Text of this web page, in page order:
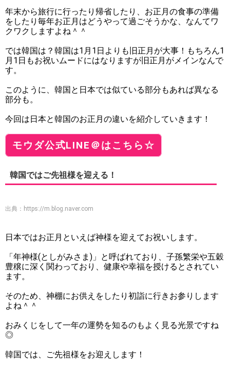
年末から旅行に行ったり帰省したり、お正月の食事の準備
をしたり毎年お正月はどうやって過ごそうかな、なんてワ
クワクしますよね＾＾
では韓国は？韓国は1月1日よりも旧正月が大事！もちろん1
月1日もお祝いムードにはなりますが旧正月がメインなんで
す。
このように、韓国と日本では似ている部分もあれば異なる
部分も。
今回は日本と韓国のお正月の違いを紹介していきます！
モウダ公式LINE＠はこちら☆
韓国ではご先祖様を迎える！
出典： https://m.blog.naver.com
日本ではお正月といえば神様を迎えてお祝いします。
「年神様(としがみさま)」と呼ばれており、子孫繁栄や五穀
豊穣に深く関わっており、健康や幸福を授けるとされてい
ます。
そのため、神棚にお供えをしたり初詣に行きお参りします
よね＾＾
おみくじをして一年の運勢を知るのもよく見る光景ですね
◎
韓国では、ご先祖様をお迎えします！